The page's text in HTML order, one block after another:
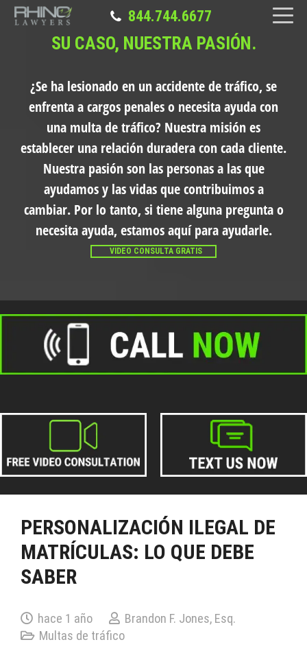
844.744.6677
SU CASO, NUESTRA PASIÓN.
¿Se ha lesionado en un accidente de tráfico, se
enfrenta a cargos penales o necesita ayuda con
una multa de tráfico? Nuestra misión es
establecer una relación duradera con cada cliente.
Nuestra pasión son las personas a las que
ayudamos y las vidas que contribuimos a
cambiar. Por lo tanto, si tiene alguna pregunta o
necesita ayuda, estamos aquí para ayudarle.
VIDEO CONSULTA GRATIS
PERSONALIZACIÓN ILEGAL DE
MATRÍCULAS: LO QUE DEBE
SABER
hace 1 año
Brandon F. Jones, Esq.
Multas de tráfico